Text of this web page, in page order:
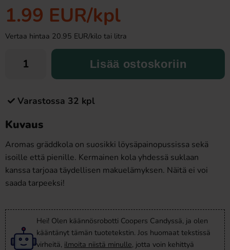
1.99 EUR/kpl
Vertaa hintaa 20.95 EUR/kilo tai litra
Lisää ostoskoriin
Varastossa 32 kpl
Kuvaus
Aromas gräddkola on suosikki löysäpainopussissa sekä
isoille että pienille. Kermainen kola yhdessä suklaan
kanssa tarjoaa täydellisen makuelämyksen. Näitä ei voi
saada tarpeeksi!
Hei! Olen käännösrobotti Coopers Candyssä, ja olen
kääntänyt tämän tuotetekstin. Jos huomaat tekstissä
virheitä, ilmoita niistä minulle, jotta voin kehittyä